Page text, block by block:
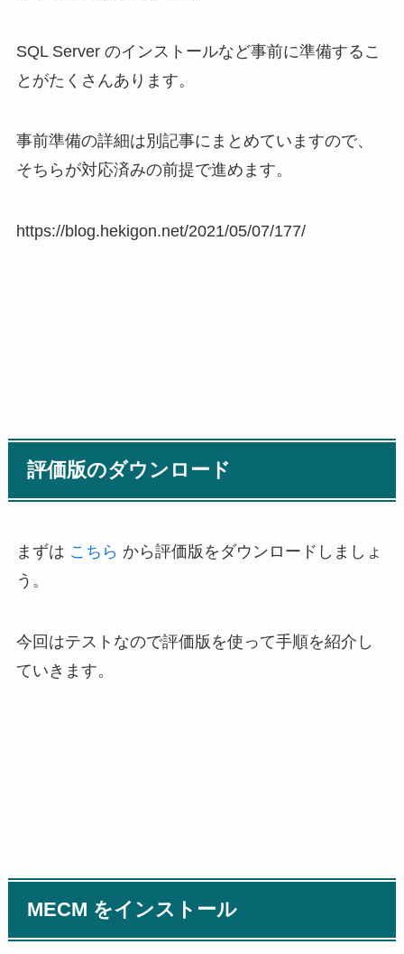
SQL Server のインストールなど事前に準備するこ
とがたくさんあります。
事前準備の詳細は別記事にまとめていますので、
そちらが対応済みの前提で進めます。
https://blog.hekigon.net/2021/05/07/177/
評価版のダウンロード
まずは こちら から評価版をダウンロードしましょ
う。
今回はテストなので評価版を使って手順を紹介し
ていきます。
MECM をインストール